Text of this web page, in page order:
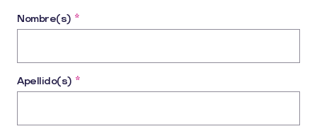
Nombre(s) *
Apellido(s) *